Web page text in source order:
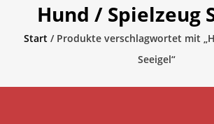
Hund / Spielzeug
Start / Produkte verschlagwortet mit
Seeigel“